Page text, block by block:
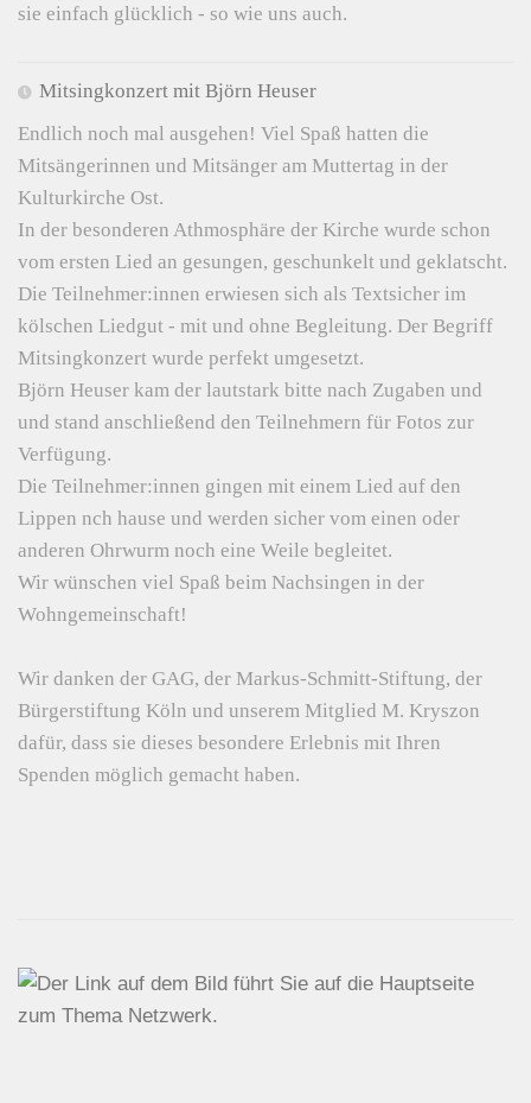
sie einfach glücklich - so wie uns auch.
Mitsingkonzert mit Björn Heuser
Endlich noch mal ausgehen! Viel Spaß hatten die
Mitsängerinnen und Mitsänger am Muttertag in der
Kulturkirche Ost.
In der besonderen Athmosphäre der Kirche wurde schon
vom ersten Lied an gesungen, geschunkelt und geklatscht.
Die Teilnehmer:innen erwiesen sich als Textsicher im
kölschen Liedgut - mit und ohne Begleitung. Der Begriff
Mitsingkonzert wurde perfekt umgesetzt.
Björn Heuser kam der lautstark bitte nach Zugaben und
und stand anschließend den Teilnehmern für Fotos zur
Verfügung.
Die Teilnehmer:innen gingen mit einem Lied auf den
Lippen nch hause und werden sicher vom einen oder
anderen Ohrwurm noch eine Weile begleitet.
Wir wünschen viel Spaß beim Nachsingen in der
Wohngemeinschaft!
Wir danken der GAG, der Markus-Schmitt-Stiftung, der
Bürgerstiftung Köln und unserem Mitglied M. Kryszon
dafür, dass sie dieses besondere Erlebnis mit Ihren
Spenden möglich gemacht haben.